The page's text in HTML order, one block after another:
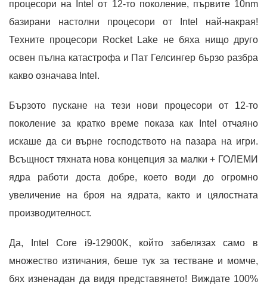
процесори на Intel от 12-то поколение, първите 10nm
базирани настолни процесори от Intel най-накрая!
Техните процесори Rocket Lake не бяха нищо друго
освен пълна катастрофа и Пат Гелсингер бързо разбра
какво означава Intel.
Бързото пускане на тези нови процесори от 12-то
поколение за кратко време показа как Intel отчаяно
искаше да си върне господството на пазара на игри.
Всъщност тяхната нова концепция за малки + ГОЛЕМИ
ядра работи доста добре, което води до огромно
увеличение на броя на ядрата, както и цялостната
производителност.
Да, Intel Core i9-12900K, който забелязах само в
множество изтичания, беше тук за тестване и момче,
бях изненадан да видя представянето! Виждате 100%